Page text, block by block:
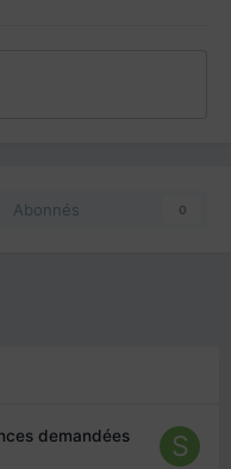
Abonnés 0
demandées